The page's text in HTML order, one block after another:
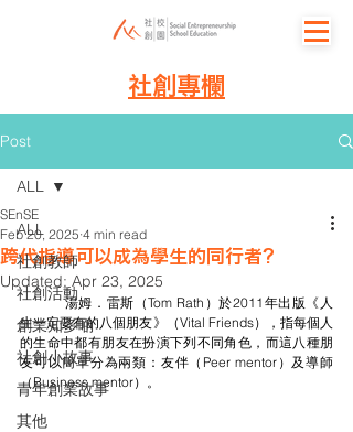
社創專欄
Post
ALL
社創教師
社創活動
創業知多啲
社創小故事
青年創業故事
其他
ALL
跨代指導可以成為學生的同行者?
SEnSE
Feb 20, 2025 4 min read
Updated: Apr 23, 2025
	湯姆．雷斯（Tom Rath）於2011年出版《人
生一定要有的八個朋友》（Vital Friends），指每個人
的生命中都有朋友在扮演下列不同角色，而這八種朋
友可以簡單分為兩類：友伴（Peer mentor）及導師
（Business mentor）。